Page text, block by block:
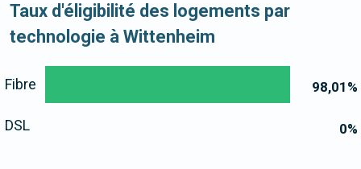
Taux d'éligibilité des logements par
technologie à Wittenheim
98,01 %
0%
Fibre
DSL